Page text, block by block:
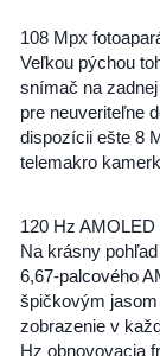
108 Mpx
Veľkou pýchou
snímač na
pre neuveriteľne
dispozícii ešte 8
telemakro
120 Hz AMOLED
Na krásny
6,67-palcového
špičkovým
zobrazenie v
Hz obnovovacia